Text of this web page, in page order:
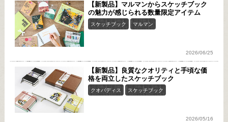
【新製品】マルマンからスケッチブック
の魅力が感じられる数量限定アイテム
スケッチブック マルマン
2026/06/25
【新製品】良質なクオリティと手頃な価
格を両立したスケッチブック
クオバディス スケッチブック
2026/05/16